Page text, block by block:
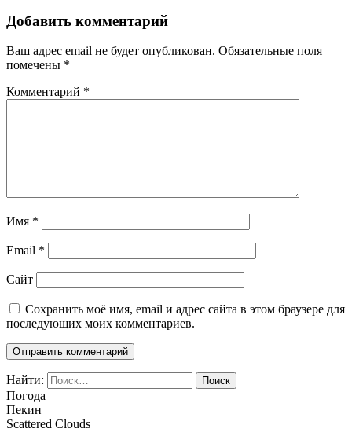
Добавить комментарий
Ваш адрес email не будет опубликован. Обязательные поля
помечены *
Комментарий *
Имя *
Email *
Сайт
Сохранить моё имя, email и адрес сайта в этом браузере для
последующих моих комментариев.
Найти:
Погода
Пекин
Scattered Clouds